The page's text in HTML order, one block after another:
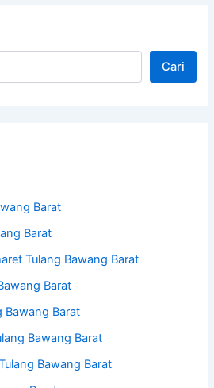
Cari
Barat
Barat
Tulang Bawang Barat
Barat
Bawang Barat
Bawang Barat
Bawang Barat